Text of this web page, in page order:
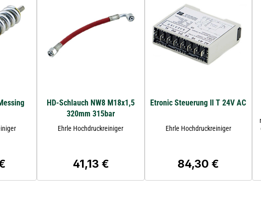
HD-Schlauch NW8 M18x1,5
320mm 315bar
Ehrle Hochdruckreiniger
Regulärer Preis:
41,13 €
Etronic Steuerung II T 24V AC
Ehrle Hochdruckreiniger
Regulärer Preis:
84,30 €